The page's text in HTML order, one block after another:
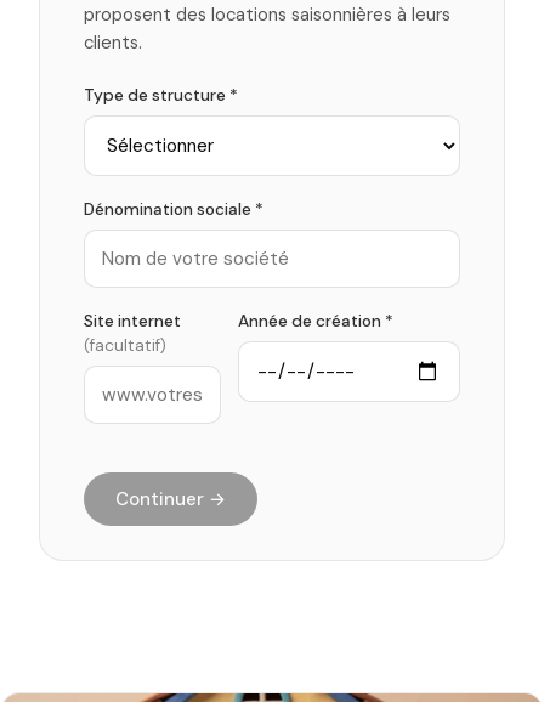
proposent des locations saisonnières à leurs
clients.
Type de structure *
Dénomination sociale *
Site internet
(facultatif)
Année de création *
Continuer →